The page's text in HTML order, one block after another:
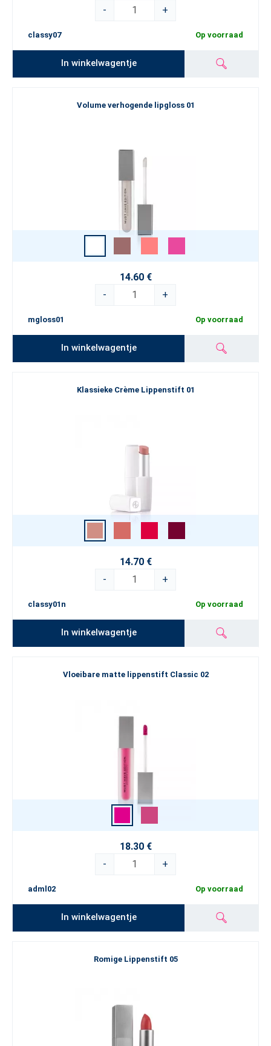
-
+
classy07 Op voorraad
In winkelwagentje
Volume verhogende lipgloss 01
14.60 €
-
+
mgloss01 Op voorraad
In winkelwagentje
Klassieke Crème Lippenstift 01
14.70 €
-
+
classy01n Op voorraad
In winkelwagentje
Vloeibare matte lippenstift Classic 02
18.30 €
-
+
adml02 Op voorraad
In winkelwagentje
Romige Lippenstift 05